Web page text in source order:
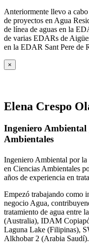
Anteriormente llevo a
de proyectos en Agua
de línea de aguas en la
de varias EDARs de
en la EDAR Sant Pere de
×
Elena Crespo
Ingeniero Ambiental
Ambientales
Ingeniero Ambiental por
en Ciencias Ambientales
años de experiencia en
Empezó trabajando como
negocio Agua,
tratamiento de agua entre
(Australia), IDAM
Laguna Lake (Filipinas),
Alkhobar 2 (Arabia Saudí).